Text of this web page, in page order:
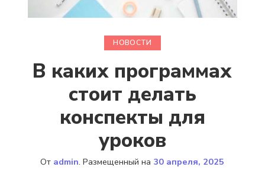
НОВОСТИ
В каких программах
стоит делать
конспекты для
уроков
От admin. Размещенный на 30 апреля, 2025